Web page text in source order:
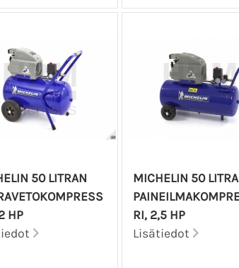
50 LITRAN
HP
MICHELIN 50
RI, 2,5 HP
Lisätiedot